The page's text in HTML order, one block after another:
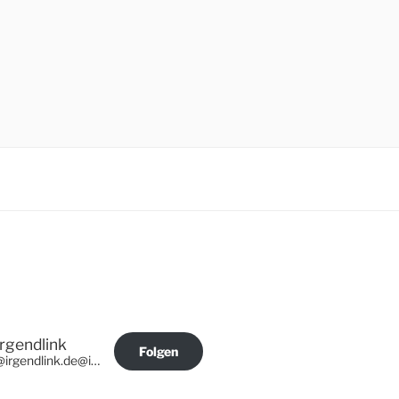
@irgendlink.de@irgendlink.de
Folgen